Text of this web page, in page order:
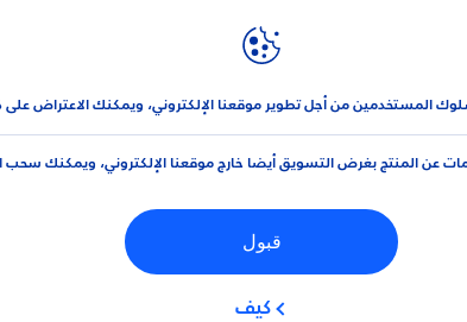
المستخدمين من أجل تطوير موقعنا الإلكتروني، ويمكنك الاعتراض
عن المنتج بغرض التسويق أيضا خارج موقعنا الإلكتروني، ويمكنك
قبول
كيف
العلامة التجارية و الشركة